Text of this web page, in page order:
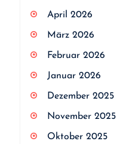
April 2026
März 2026
Februar 2026
Januar 2026
Dezember 2025
November 2025
Oktober 2025